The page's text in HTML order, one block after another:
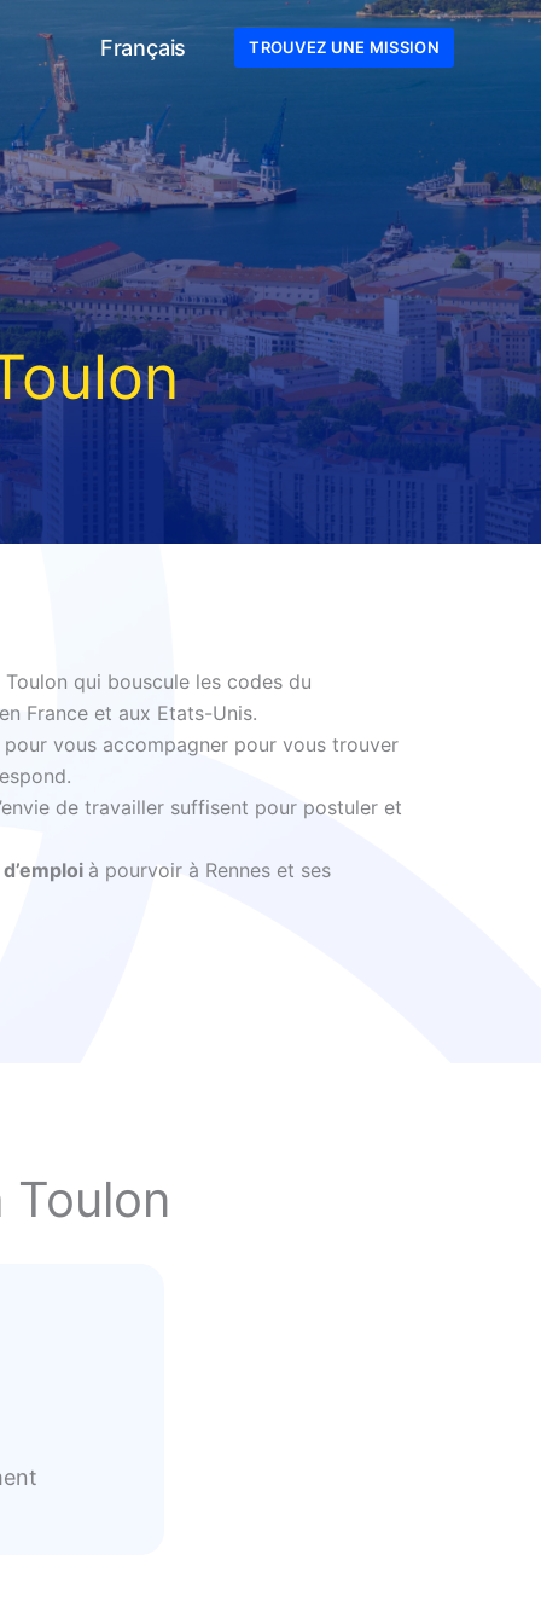
Français TROUVEZ UNE MISSION
qui bouscule les codes du
France et aux Etats-Unis.
vous accompagner pour vous trouver
de travailler suffisent pour postuler et
à pourvoir à Rennes et ses
Toulon